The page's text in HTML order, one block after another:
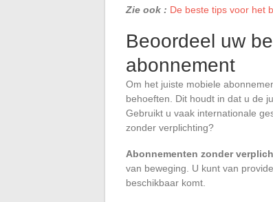
Zie ook : De beste tips voor het
Beoordeel uw
abonnement
Om het juiste mobiele
behoeften. Dit houdt in dat u de
Gebruikt u vaak internationale
zonder verplichting?
Abonnementen zonder
van beweging. U kunt van
beschikbaar komt.